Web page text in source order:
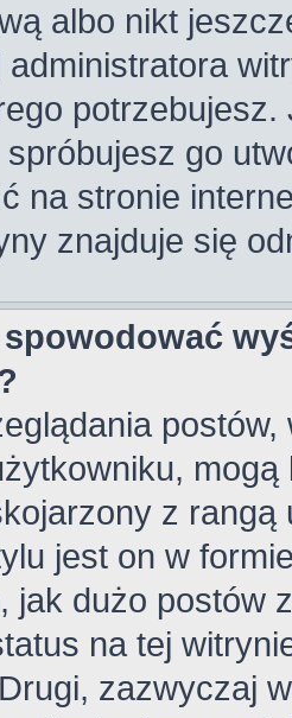
albo nikt
administratora
go
na stronie
znajduje się
z
jest on w
jak dużo postów
na tej
zazwyczaj